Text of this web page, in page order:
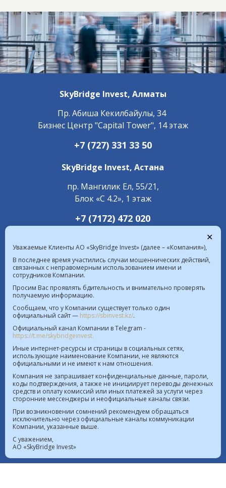
SkyBridge Invest, Алматы
Пр. ​Абиша Кекилбайулы, 34
Бизнес Центр "Capital Tower", 14 этаж
+7 (727) 331 33 50
SkyBridge Invest,Астана
пр. Мангилик Ел, 55/21,
Блок «С 4.2», 1 этаж
+7 (7172) 472 020
Курс валют в РК на 09.08.2026  |  $ 469.93 KZT
€ 541.64 KZT
Политика Информационной безопасности
Лицензия на осуществление деятельности на рынке
ценных бумаг №4.2.192/113 от 20.07.2016
Лицензия на осуществление деятельности на
территории МФЦА №112018-0012 от 21.11.2018
Реестр выданных, переоформленных лицензий на
осуществление деятельности на рынке ценных
бумаг
Лицензия на проведение банковских операций
✕
Уважаемые Клиенты АО «SkyBridge Invest» (далее – «Компания»),
В последнее время участились случаи мошеннических действий,
связанных с неправомерным использованием имени и
сотрудников Компании.
Просим Вас проявлять бдительность и внимательно проверять
получаемую информацию.
Сообщаем, что у Компании существует только один
официальный сайт — https://sbinvest.kz/.
Официальный канал Компании в Telegram -
https://t.me/skybridgeinvest.
Иные интернет-ресурсы и страницы в социальных сетях,
использующие наименование Компании, не являются
официальными и не имеют к нам отношения.
Компания не запрашивает конфиденциальные данные, пароли,
коды подтверждения, а также не инициирует переводы денежных
средств и оплату комиссий или иных платежей за услуги через
сторонние мессенджеры и неофициальные каналы связи.
При возникновении сомнений рекомендуем обращаться
исключительно через официальные каналы коммуникации
Компании, указанные выше.
С уважением,
АО «SkyBridge Invest»